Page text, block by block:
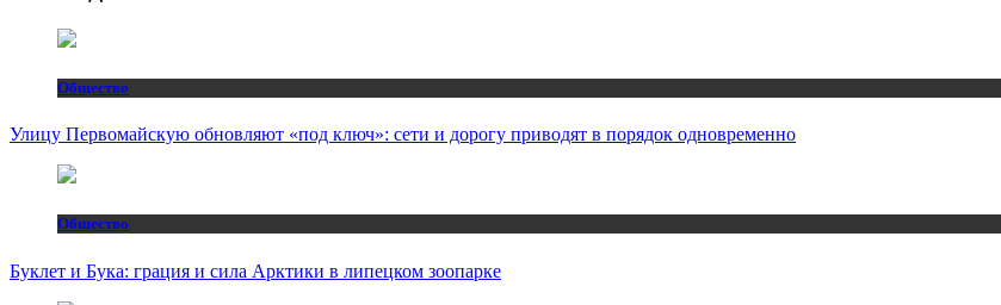
Общество
Улицу Первомайскую обновляют «под ключ»: сети и дорогу приводят в порядок одновременно
Общество
Буклет и Бука: грация и сила Арктики в липецком зоопарке